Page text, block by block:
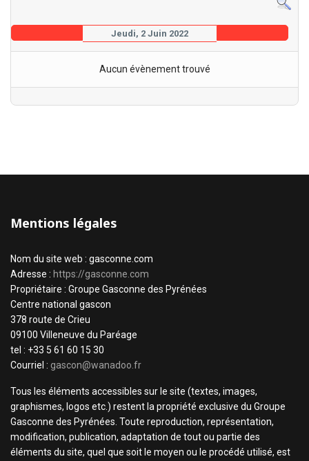
Jeudi, 2 Juin 2022
Aucun évènement trouvé
Mentions légales
Nom du site web : gasconne.com
Adresse : https://gasconne.com
Propriétaire : Groupe Gasconne des Pyrénées
Centre national gascon
378 route de Crieu
09100 Villeneuve du Paréage
tel : +33 5 61 60 15 30
Courriel : gascon@wanadoo.fr
Tous les éléments accessibles sur le site (textes, images,
graphismes, logos etc.) restent la propriété exclusive du Groupe
Gasconne des Pyrénées. Toute reproduction, représentation,
modification, publication, adaptation de tout ou partie des
éléments du site, quel que soit le moyen ou le procédé utilisé, est